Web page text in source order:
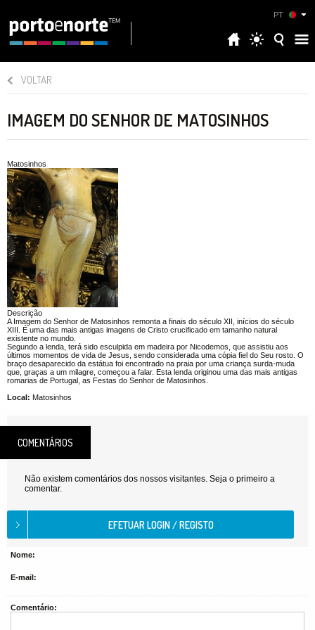
PT
VOLTAR
IMAGEM DO SENHOR DE MATOSINHOS
Matosinhos
Descrição
A Imagem do Senhor de Matosinhos remonta a finais do século XII, inícios do século
XIII. É uma das mais antigas imagens de Cristo crucificado em tamanho natural
existente no mundo.
Segundo a lenda, terá sido esculpida em madeira por Nicodemos, que assistiu aos
últimos momentos de vida de Jesus, sendo considerada uma cópia fiel do Seu rosto. O
braço desaparecido da estátua foi encontrado na praia por uma criança surda-muda
que, graças a um milagre, começou a falar. Esta lenda originou uma das mais antigas
romarias de Portugal, as Festas do Senhor de Matosinhos.
Local: Matosinhos
COMENTÁRIOS
Não existem comentários dos nossos visitantes. Seja o primeiro a
comentar.
Nome:
E-mail:
Comentário: